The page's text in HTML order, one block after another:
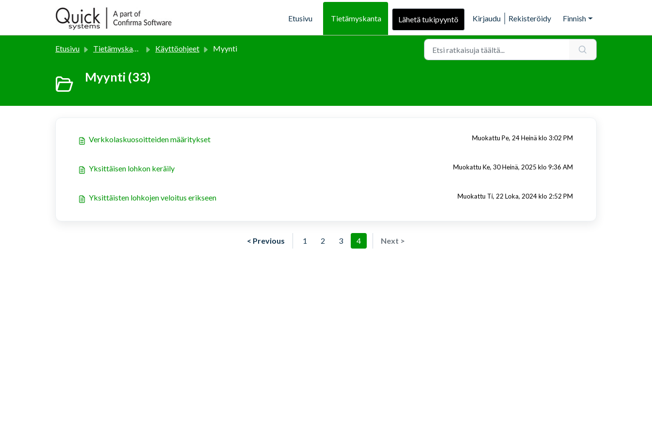
Etusivu
Tietämyskanta Lähetä tukipyyntö Kirjaudu Rekisteröidy Finnish
Etusivu Tietämyskanta Käyttöohjeet Myynti
Myynti (33)
Verkkolaskuosoitteiden määritykset Muokattu Pe, 24 Heinä klo 3:02 PM
Yksittäisen lohkon keräily Muokattu Ke, 30 Heinä, 2025 klo 9:36 AM
Yksittäisten lohkojen veloitus erikseen Muokattu Ti, 22 Loka, 2024 klo 2:52 PM
< Previous 1 2 3 4 Next >